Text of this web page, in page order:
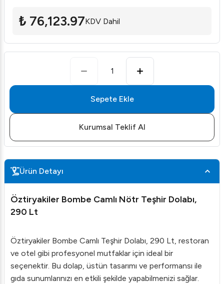
₺ 76,123.97KDV Dahil
1
Sepete Ekle
Kurumsal Teklif Al
Ürün Detayı
Öztiryakiler Bombe Camlı Nötr Teşhir Dolabı,
290 Lt
Öztiryakiler Bombe Camlı Teşhir Dolabı, 290 Lt, restoran
ve otel gibi profesyonel mutfaklar için ideal bir
seçenektir. Bu dolap, üstün tasarımı ve performansı ile
gıda sunumlarınızı en etkili şekilde yapabilmenizi sağlar.